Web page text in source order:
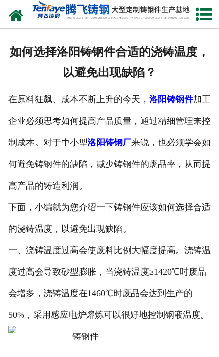
网站首页
生产能力
联系我们
如何选择洛阳铸钢件合适的浇铸温度，
以避免出现缺陷？
在原料狂飙、成本不断上升的今天， 洛阳铸钢件加工
企业必须思考如何提高产品质量，通过精细管理来控
制成本。对于中小型洛阳铸钢厂来说，也必须学会如
何避免铸钢件的缺陷，减少铸钢件的废品率，从而提
高产品的铸造利润。
下面，小编就为您介绍一下铸钢件应该如何选择合适
的浇铸温度，以避免出现缺陷。
一、浇铸温度过高会使废料比例大幅度提高。浇铸温
度过高会导致砂型膨胀，当浇铸温度≥1420℃时废品
会增多，浇铸温度在1460℃时废品会达到生产的
50%，采用感应电炉熔炼可以很好地控制钢液温度。